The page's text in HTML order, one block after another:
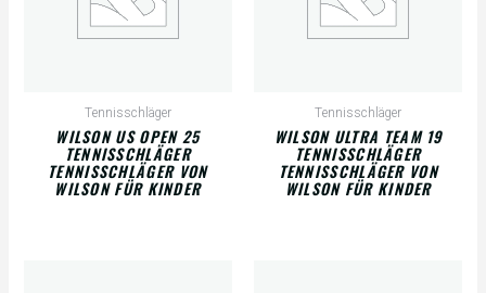
Tennisschläger
WILSON US OPEN 25
TENNISSCHLÄGER
TENNISSCHLÄGER VON
WILSON FÜR KINDER
Tennisschläger
WILSON ULTRA TEAM 19
TENNISSCHLÄGER
TENNISSCHLÄGER VON
WILSON FÜR KINDER